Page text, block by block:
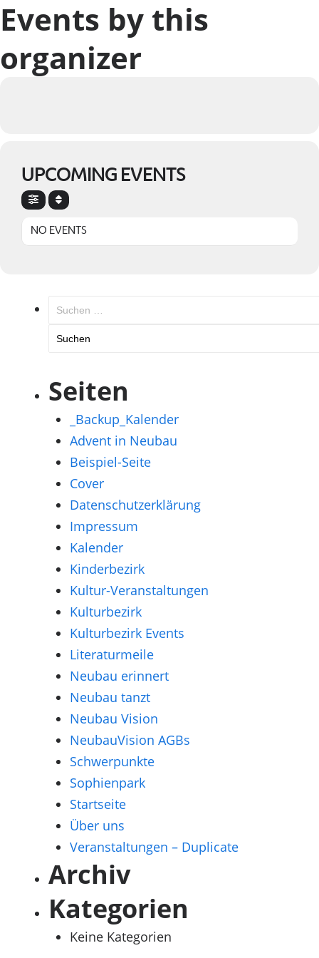
Events by this
organizer
UPCOMING EVENTS
NO EVENTS
Suchen
Seiten
_Backup_Kalender
Advent in Neubau
Beispiel-Seite
Cover
Datenschutzerklärung
Impressum
Kalender
Kinderbezirk
Kultur-Veranstaltungen
Kulturbezirk
Kulturbezirk Events
Literaturmeile
Neubau erinnert
Neubau tanzt
Neubau Vision
NeubauVision AGBs
Schwerpunkte
Sophienpark
Startseite
Über uns
Veranstaltungen – Duplicate
Archiv
Kategorien
Keine Kategorien